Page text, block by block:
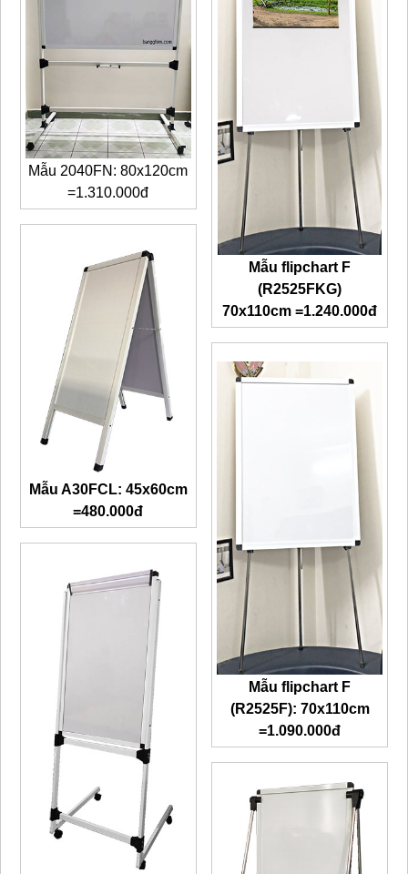
Mẫu 2040FN: 80x120cm
=1.310.000đ
Mẫu A30FCL: 45x60cm
=480.000đ
Mẫu flipchart F
(R2525FKG)
70x110cm =1.240.000đ
Mẫu flipchart F
(R2525F): 70x110cm
=1.090.000đ